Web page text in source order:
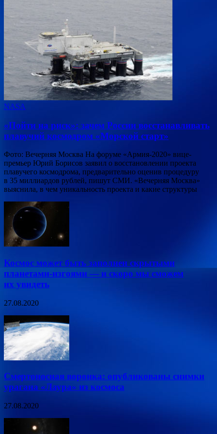
NASA
«Пойти на риск»: зачем России восстанавливать
плавучий космодром «Морской старт»
Фото: Вечерняя Москва На форуме «Армия-2020» вице-
премьер Юрий Борисов заявил о восстановлении проекта
плавучего космодрома, предварительно оценив процедуру
в 35 миллиардов рублей, пишут СМИ. «Вечерняя Москва»
выяснила, в чем уникальность проекта и какие структуры
Космос может быть заполнен скрытыми
планетами-изгоями — и скоро мы сможем
их увидеть
27.08.2020
Смертоносная воронка: опубликованы снимки
урагана «Лаура» из космоса
27.08.2020